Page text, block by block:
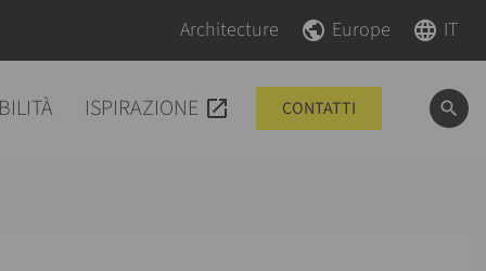
Salta la navigazione
Architecture Salta la navigazione Europe IT
ISPIRAZIONE CONTATTI